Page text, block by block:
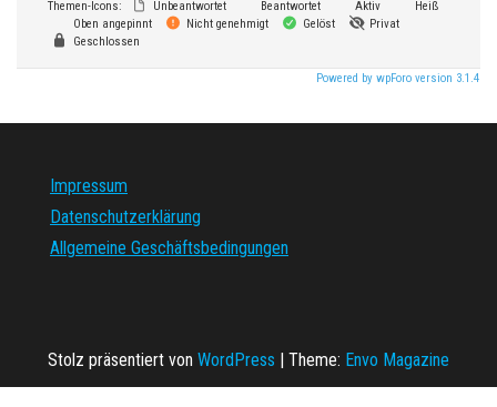
Themen-Icons:
Unbeantwortet Beantwortet Aktiv
Heiß
Oben angepinnt
Nicht genehmigt Gelöst
Privat
Geschlossen
Powered by wpForo version 3.1.4
Impressum
Datenschutzerklärung
Allgemeine Geschäftsbedingungen
Stolz präsentiert von WordPress | Theme: Envo Magazine